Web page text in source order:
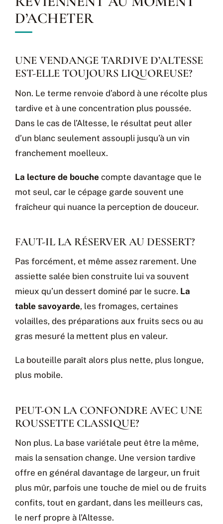
D’ACHETER
UNE VENDANGE TARDIVE D’ALTESSE
EST-ELLE TOUJOURS LIQUOREUSE?
Non. Le terme renvoie d’abord à une récolte plus
tardive et à une concentration plus poussée.
Dans le cas de l’Altesse, le résultat peut aller
d’un blanc seulement assoupli jusqu’à un vin
franchement moelleux.
La lecture de bouche compte davantage que le
mot seul, car le cépage garde souvent une
fraîcheur qui nuance la perception de douceur.
FAUT-IL LA RÉSERVER AU DESSERT?
Pas forcément, et même assez rarement. Une
assiette salée bien construite lui va souvent
mieux qu’un dessert dominé par le sucre. La
table savoyarde, les fromages, certaines
volailles, des préparations aux fruits secs ou au
gras mesuré la mettent plus en valeur.
La bouteille paraît alors plus nette, plus longue,
plus mobile.
PEUT-ON LA CONFONDRE AVEC UNE
ROUSSETTE CLASSIQUE?
Non plus. La base variétale peut être la même,
mais la sensation change. Une version tardive
offre en général davantage de largeur, un fruit
plus mûr, parfois une touche de miel ou de fruits
confits, tout en gardant, dans les meilleurs cas,
le nerf propre à l’Altesse.